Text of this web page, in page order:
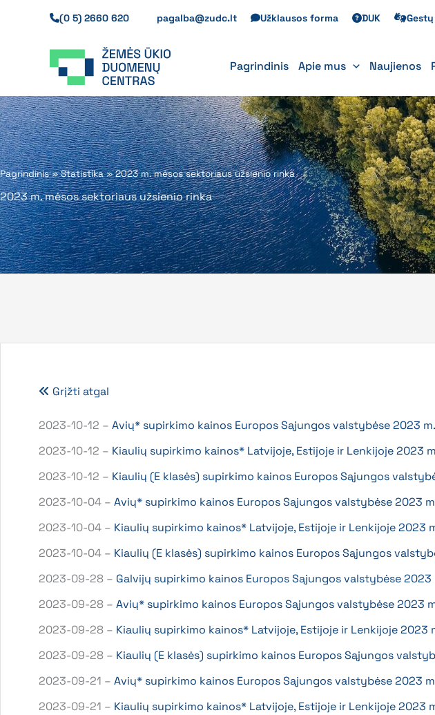
(0 5) 2660 620 pagalba@zudc.lt Užklausos forma DUK
Pagrindinis Apie mus Naujienos
Pagrindinis»Statistika»2023 m. mėsos sektoriaus užsienio rinka
2023 m. mėsos sektoriaus užsienio rinka
Grįžti atgal
2023-10-12 – Avių* supirkimo kainos Europos Sąjungos valstybėse 2023
2023-10-12 – Kiaulių supirkimo kainos* Latvijoje, Estijoje ir Lenkijoje 2023
2023-10-12 – Kiaulių (E klasės) supirkimo kainos Europos Sąjungos
2023-10-04 – Avių* supirkimo kainos Europos Sąjungos valstybėse 2023
2023-10-04 – Kiaulių supirkimo kainos* Latvijoje, Estijoje ir Lenkijoje 2023
2023-10-04 – Kiaulių (E klasės) supirkimo kainos Europos Sąjungos
2023-09-28 – Galvijų supirkimo kainos Europos Sąjungos valstybėse 2023
2023-09-28 – Avių* supirkimo kainos Europos Sąjungos valstybėse 2023
2023-09-28 – Kiaulių supirkimo kainos* Latvijoje, Estijoje ir Lenkijoje 2023
2023-09-28 – Kiaulių (E klasės) supirkimo kainos Europos Sąjungos
2023-09-21 – Avių* supirkimo kainos Europos Sąjungos valstybėse 2023
2023-09-21 – Kiaulių supirkimo kainos* Latvijoje, Estijoje ir Lenkijoje 2023